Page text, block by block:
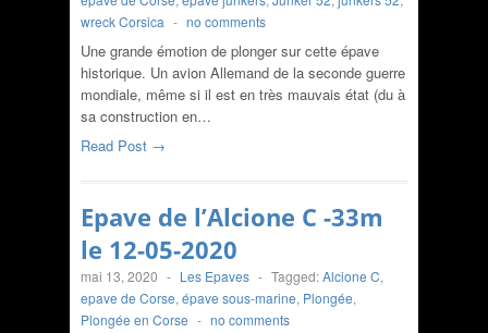
wreck Corsica - no comments
Une grande émotion de plonger sur cette épave
historique. Un avion Allemand de la seconde guerre
mondiale, même si il est en très mauvais état (du à
sa construction en…
Read Post →
Epave de l’Alcione C -33m
le 12-05-2020
mai 13, 2020 - Les Epaves - Tagged:Alcione C,
epave de Corse, épave sous-marine, Plongée,
Plongée en Corse - no comments